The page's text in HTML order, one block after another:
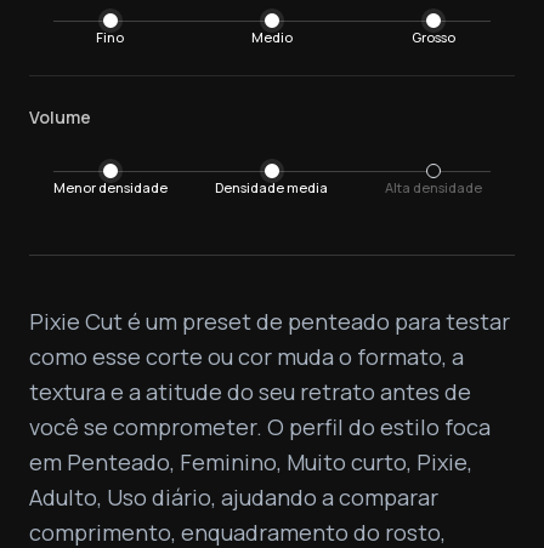
Fino Medio Grosso
Volume
Menor densidade Densidade media Alta densidade
Pixie Cut é um preset de penteado para testar
como esse corte ou cor muda o formato, a
textura e a atitude do seu retrato antes de
você se comprometer. O perfil do estilo foca
em Penteado, Feminino, Muito curto, Pixie,
Adulto, Uso diário, ajudando a comparar
comprimento, enquadramento do rosto,